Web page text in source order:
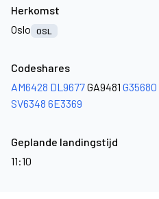
Herkomst
Oslo
OSL
Codeshares
AM6428 DL9677GA9481 G35680
SV6348 6E3369
Geplande landingstijd
11:10